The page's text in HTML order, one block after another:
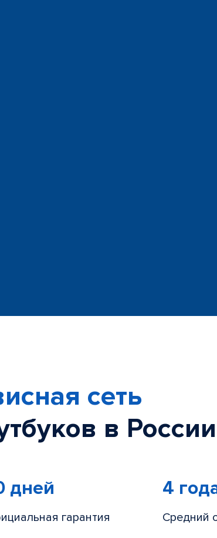
сеть
в России
дней
гарантия
4
Средний